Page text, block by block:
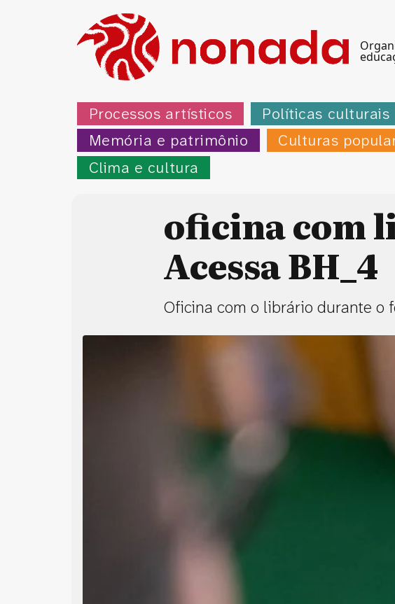
Processos artísticos Políticas culturais
Memória e patrimônio
Culturas
Clima e cultura
oficina com
Acessa BH_4
Oficina com o librário durante o